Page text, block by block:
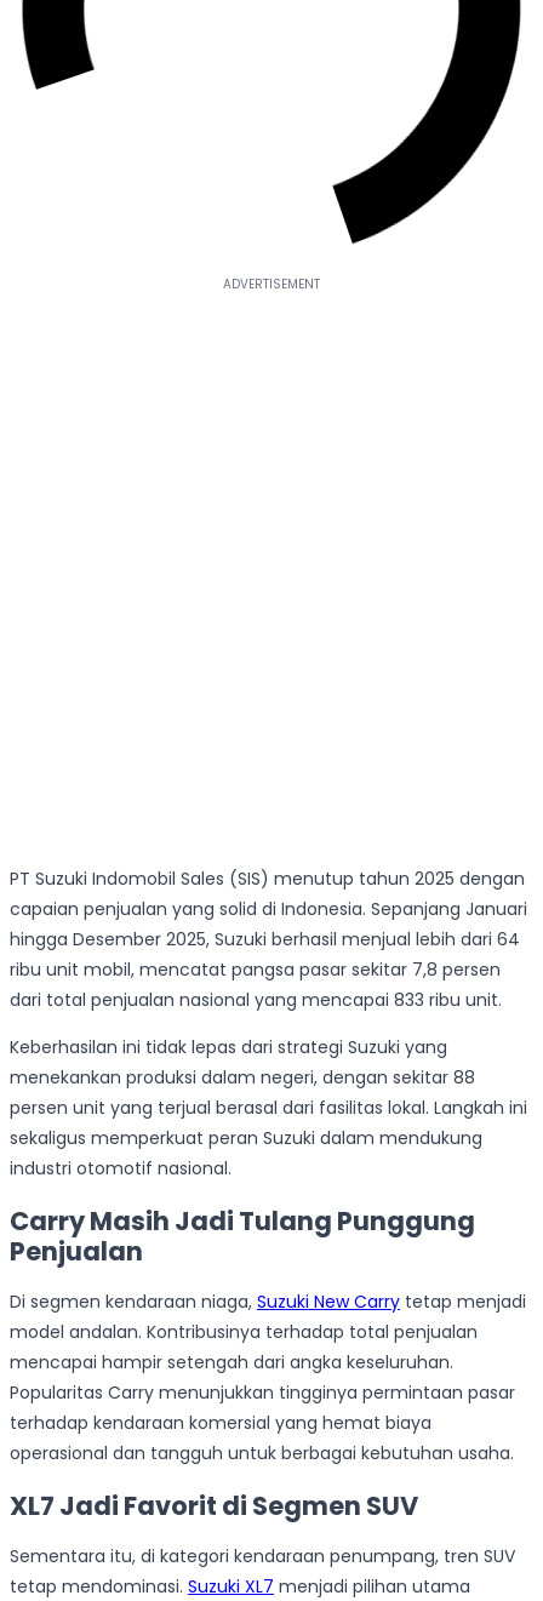
PT Suzuki Indomobil Sales (SIS) menutup tahun 2025 dengan
capaian penjualan yang solid di Indonesia. Sepanjang Januari
hingga Desember 2025, Suzuki berhasil menjual lebih dari 64
ribu unit mobil, mencatat pangsa pasar sekitar 7,8 persen
dari total penjualan nasional yang mencapai 833 ribu unit.
Keberhasilan ini tidak lepas dari strategi Suzuki yang
menekankan produksi dalam negeri, dengan sekitar 88
persen unit yang terjual berasal dari fasilitas lokal. Langkah ini
sekaligus memperkuat peran Suzuki dalam mendukung
industri otomotif nasional.
Carry Masih Jadi Tulang Punggung
Penjualan
Di segmen kendaraan niaga, Suzuki New Carry tetap menjadi
model andalan. Kontribusinya terhadap total penjualan
mencapai hampir setengah dari angka keseluruhan.
Popularitas Carry menunjukkan tingginya permintaan pasar
terhadap kendaraan komersial yang hemat biaya
operasional dan tangguh untuk berbagai kebutuhan usaha.
XL7 Jadi Favorit di Segmen SUV
Sementara itu, di kategori kendaraan penumpang, tren SUV
tetap mendominasi. Suzuki XL7 menjadi pilihan utama